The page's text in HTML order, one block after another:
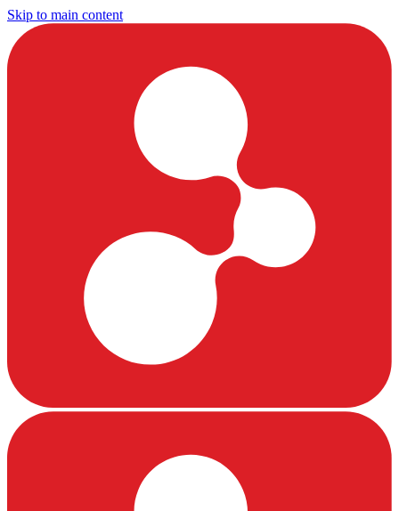
Skip to main content